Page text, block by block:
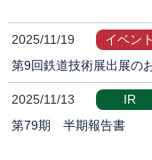
2025/11/19
イベント
第9回鉄道技術展出展の
2025/11/13
IR
第79期 半期報告書